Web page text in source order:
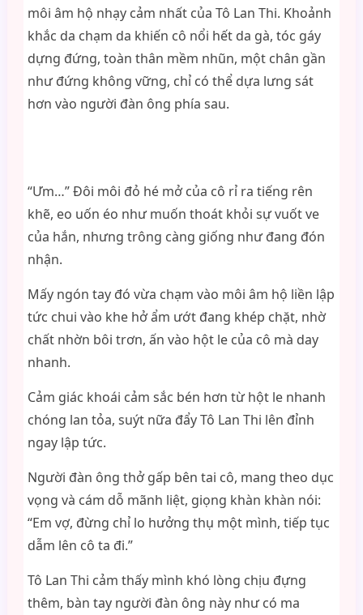
môi âm hộ nhạy cảm nhất của Tô Lan Thi. Khoảnh
khắc da chạm da khiến cô nổi hết da gà, tóc gáy
dựng đứng, toàn thân mềm nhũn, một chân gần
như đứng không vững, chỉ có thể dựa lưng sát
hơn vào người đàn ông phía sau.
“Ưm…” Đôi môi đỏ hé mở của cô rỉ ra tiếng rên
khẽ, eo uốn éo như muốn thoát khỏi sự vuốt ve
của hắn, nhưng trông càng giống như đang đón
nhận.
Mấy ngón tay đó vừa chạm vào môi âm hộ liền lập
tức chui vào khe hở ẩm ướt đang khép chặt, nhờ
chất nhờn bôi trơn, ấn vào hột le của cô mà day
nhanh.
Cảm giác khoái cảm sắc bén hơn từ hột le nhanh
chóng lan tỏa, suýt nữa đẩy Tô Lan Thi lên đỉnh
ngay lập tức.
Người đàn ông thở gấp bên tai cô, mang theo dục
vọng và cám dỗ mãnh liệt, giọng khàn khàn nói:
“Em vợ, đừng chỉ lo hưởng thụ một mình, tiếp tục
dẫm lên cô ta đi.”
Tô Lan Thi cảm thấy mình khó lòng chịu đựng
thêm, bàn tay người đàn ông này như có ma